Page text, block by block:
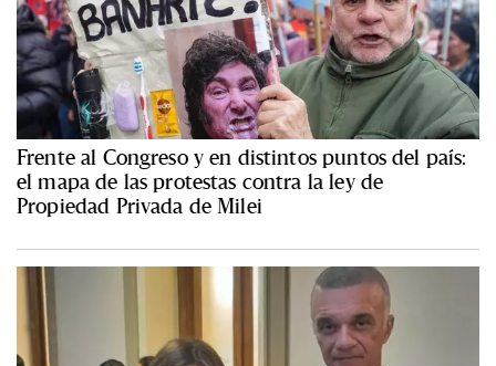
Frente al Congreso y en distintos puntos del país:
el mapa de las protestas contra la ley de
Propiedad Privada de Milei